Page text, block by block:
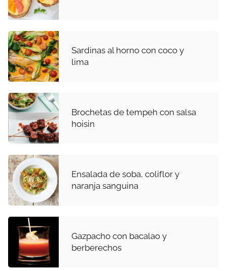
Sardinas al horno con coco y
lima
Brochetas de tempeh con salsa
hoisin
Ensalada de soba, coliflor y
naranja sanguina
Gazpacho con bacalao y
berberechos